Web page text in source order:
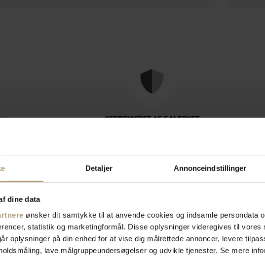
Detaljer Annonceindstillinger
dine data
ønsker dit samtykke til at anvende cookies og indsamle persondata
statistik og marketingformål. Disse oplysninger videregives til vores
oplysninger på din enhed for at vise dig målrettede annoncer, levere
lave målgruppeundersøgelser og udvikle tjenester. Se mere
mere)
CERTIFICERET AF E-MÆRKET
Levering & retur Om brandet